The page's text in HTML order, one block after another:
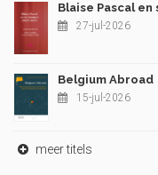
Blaise Pascal en
27-jul-2026
Belgium Abroad
15-jul-2026
meer titels